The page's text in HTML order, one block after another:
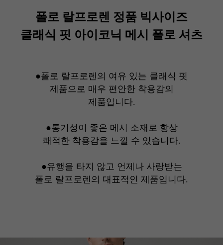
폴로 랄프로렌 정품 빅사이즈
클래식 핏 아이코닉 메시 폴로 셔츠
●폴로 랄프로렌의 여유 있는 클래식 핏
제품으로 매우 편안한 착용감의
제품입니다.
●통기성이 좋은 메시 소재로 항상
쾌적한 착용감을 느낄 수 있습니다.
●유행을 타지 않고 언제나 사랑받는
폴로 랄프로렌의 대표적인 제품입니다.